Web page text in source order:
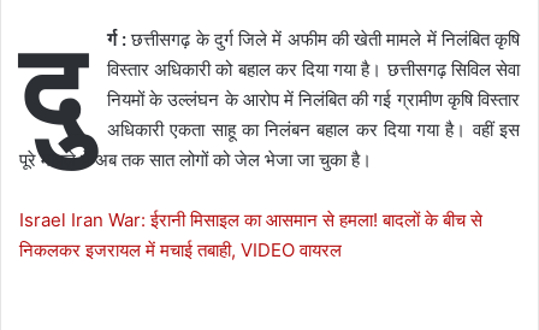
दु र्ग :छत्तीसगढ़ के दुर्ग जिले में अफीम की खेती मामले में निलंबित कृषि
विस्तार अधिकारी को बहाल कर दिया गया है। छत्तीसगढ़ सिविल सेवा
नियमों के उल्लंघन के आरोप में निलंबित की गई ग्रामीण कृषि विस्तार
अधिकारी एकता साहू का निलंबन बहाल कर दिया गया है। वहीं इस
पूरे मामले में अब तक सात लोगों को जेल भेजा जा चुका है।
Israel Iran War: ईरानी मिसाइल का आसमान से हमला! बादलों के बीच से
निकलकर इजरायल में मचाई तबाही, VIDEO वायरल